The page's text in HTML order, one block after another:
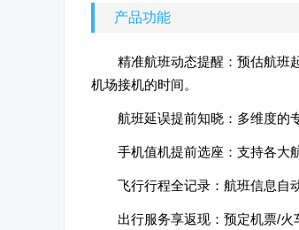
产品功能
精准航班动态提醒：预估航班
机场接机的时间。
航班延误提前知晓：多维度的
手机值机提前选座：支持各大
飞行行程全记录：航班信息自
出行服务享返现：预定机票/